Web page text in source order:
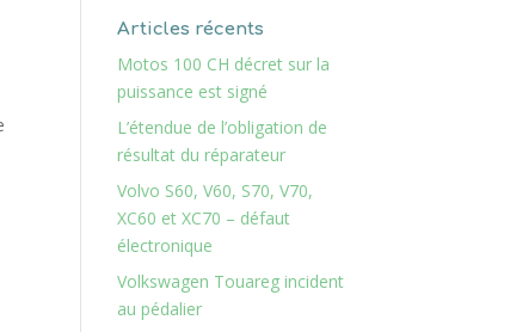
Articles récents
Motos 100 CH décret sur la
puissance est signé
L’étendue de l’obligation de
résultat du réparateur
Volvo S60, V60, S70, V70,
XC60 et XC70 – défaut
électronique
Volkswagen Touareg incident
au pédalier